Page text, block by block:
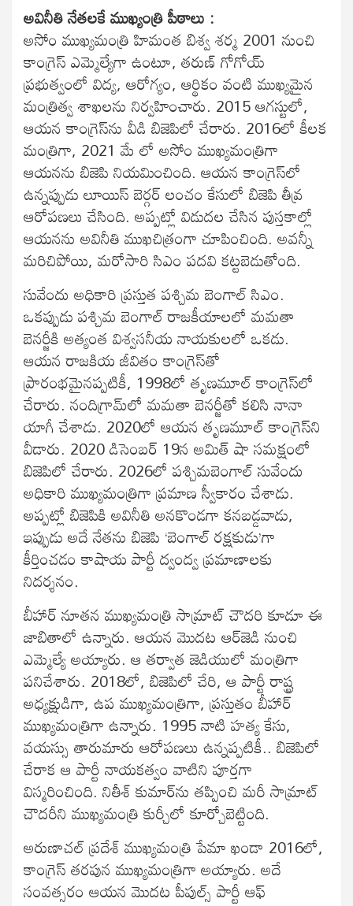
అవినీతి నేతలకే ముఖ్యంత్రి పీఠాలు :
అసోం ముఖ్యమంత్రి హిమంత బిశ్వ శర్మ 2001 నుంచి
కాంగ్రెస్ ఎమ్మెల్యేగా ఉంటూ, తరుణ్ గోగోయ్
ప్రభుత్వంలో విద్య, ఆరోగ్యం, ఆర్థికం వంటి ముఖ్యమైన
మంత్రిత్వ శాఖలను నిర్వహించారు. 2015 ఆగస్టులో,
ఆయన కాంగ్రెస్‌ను వీడి బిజెపిలో చేరారు. 2016లో కీలక
మంత్రిగా, 2021 మే లో అసోం ముఖ్యమంత్రిగా
ఆయనను బిజెపి నియమించింది. ఆయన కాంగ్రెస్‌లో
ఉన్నప్పుడు లూయిస్ బెర్గర్ లంచం కేసులో బిజెపి తీవ్ర
ఆరోపణలు చేసింది. అప్పట్లో విడుదల చేసిన పుస్తకాల్లో
ఆయనను అవినీతి ముఖచిత్రంగా చూపించింది. అవన్నీ
మరిచిపోయి, మరోసారి సిఎం పదవి కట్టబెడుతోంది.
సువేందు అధికారి ప్రస్తుత పశ్చిమ బెంగాల్ సిఎం.
ఒకప్పుడు పశ్చిమ బెంగాల్ రాజకీయాలలో మమతా
బెనర్జీకి అత్యంత విశ్వసనీయ నాయకులలో ఒకడు.
ఆయన రాజకియ జీవితం కాంగ్రెస్‌తో
ప్రారంభమైనప్పటికీ, 1998లో తృణమూల్ కాంగ్రెస్‌లో
చేరారు. నందిగ్రామ్‌లో మమతా బెనర్జీతో కలిసి నానా
యాగీ చేశాడు. 2020లో ఆయన తృణమూల్ కాంగ్రెస్‌ని
వీడారు. 2020 డిసెంబర్ 19న అమిత్ షా సమక్షంలో
బిజెపిలో చేరారు. 2026లో పశ్చిమ‌బెంగాల్‌ సువేందు
అధికారి ముఖ్యమంత్రిగా ప్రమాణ స్వీకారం చేశాడు.
అప్పట్లో బిజెపికి అవినీతి అనకొండగా కనబడ్డవాడు,
ఇప్పుడు అదే నేతను బిజెపి ‘బెంగాల్ రక్షకుడు’గా
కీర్తించడం కాషాయ పార్టీ ద్వంద్వ ప్రమాణాలకు
నిదర్శనం.
బీహార్ నూతన ముఖ్యమంత్రి సామ్రాట్ చౌదరి కూడూ ఈ
జాబితాలో ఉన్నారు. ఆయన మొదట ఆర్‌జెడి నుంచి
ఎమ్మెల్యే అయ్యారు. ఆ తర్వాత జెడియులో మంత్రిగా
పనిచేశారు. 2018లో, బిజెపిలో చేరి, ఆ పార్టీ రాష్ట్ర
అధ్యక్షుడిగా, ఉప ముఖ్యమంత్రిగా, ప్రస్తుతం బీహార్
ముఖ్యమంత్రిగా ఉన్నారు. 1995 నాటి హత్య కేసు,
వయస్సు తారుమారు ఆరోపణలు ఉన్నప్పటికీ.. బిజెపిలో
చేరాక ఆ పార్టీ నాయకత్వం వాటిని పూర్తగా
విస్మరించింది. నితీశ్ కుమార్‌ను తప్పించి మరీ సామ్రాట్
చౌదరీని ముఖ్యమంత్రి కుర్చీలో కూర్చోబెట్టింది.
అరుణాచల్ ప్రదేశ్ ముఖ్యమంత్రి పేమా ఖండా 2016లో,
కాంగ్రెస్ తరపున ముఖ్యమంత్రిగా అయ్యారు. అదే
సంవత్సరం ఆయన మొదట పీపుల్స్ పార్టీ ఆఫ్